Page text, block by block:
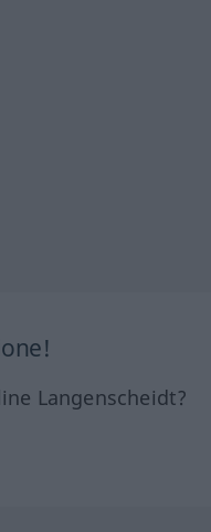
Langenscheidt?